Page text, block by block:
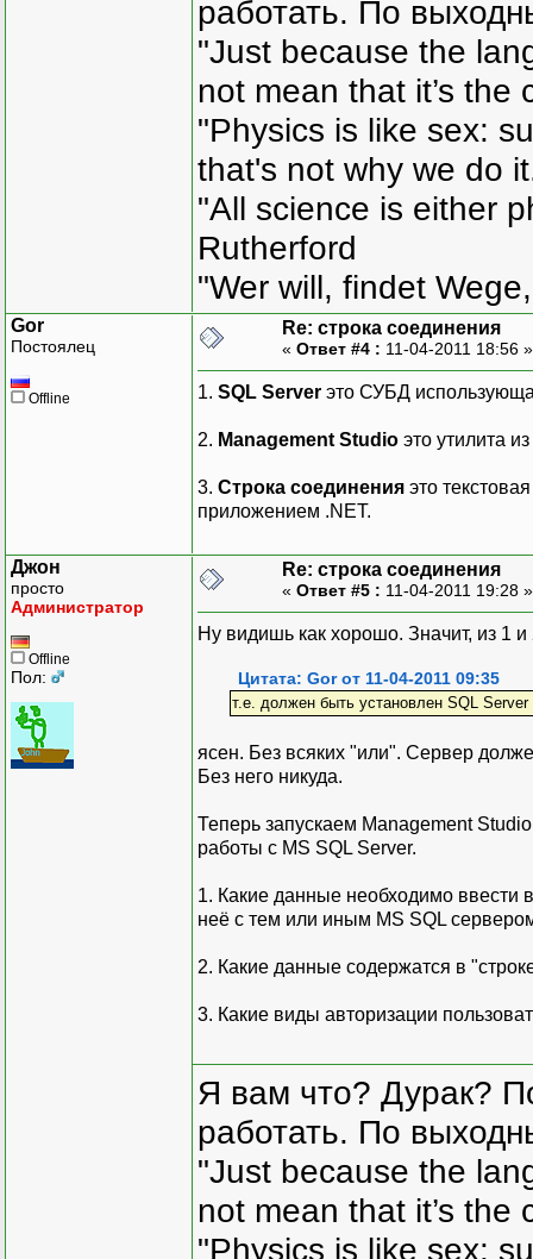
работать. По
"Just because the
not mean that it’s the
"Physics is like sex:
that's not why we do
"All science is either
Rutherford
"Wer will, findet
Gor
Постоялец
Offline
Re: строка соединения
« Ответ #4 : 11-04-2011 18:56
1. SQL Server это СУБД
2. Management Studio это утилита
3. Строка соединения это
приложением .NET.
Джон
просто
Администратор
Offline
Пол:
Re: строка соединения
« Ответ #5 : 11-04-2011 19:28
Ну видишь как хорошо. Значит, из 1 и
Цитата: Gor от 11-04-2011 09:35
т.е. должен быть установлен SQL
ясен. Без всяких "или". Сервер
Без него никуда.
Теперь запускаем Management
работы с MS SQL Server.
1. Какие данные необходимо ввести
неё с тем или иным MS SQL
2. Какие данные содержатся в
3. Какие виды авторизации
Я вам что? Дурак?
работать. По
"Just because the
not mean that it’s the
"Physics is like sex: